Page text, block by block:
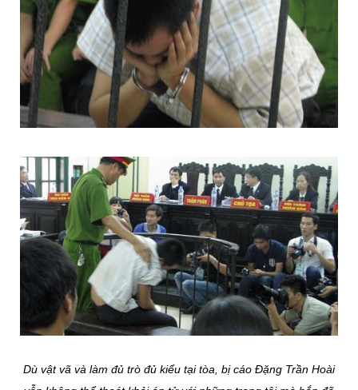
Dù vật vã và làm đủ trò đủ kiểu tại tòa, bị cáo Đặng Trần Hoài